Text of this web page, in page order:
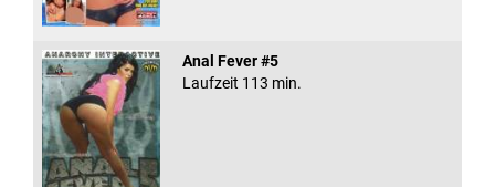
Anal Fever #5
Laufzeit 113 min.